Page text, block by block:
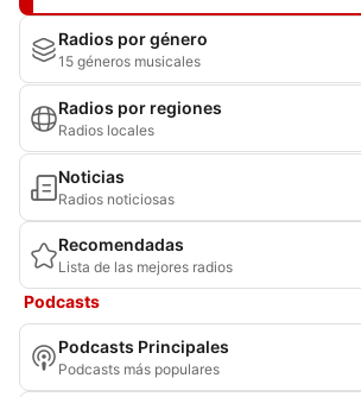
Radios por género
15 géneros musicales
Radios por regiones
Radios locales
Noticias
Radios noticiosas
Recomendadas
Lista de las mejores radios
Podcasts
Podcasts Principales
Podcasts más populares